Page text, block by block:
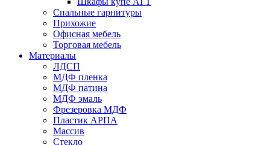
Спальные гарнитуры
Прихожие
Офисная мебель
Торговая мебель
Материалы
ЛДСП
МДФ пленка
МДФ патина
МДФ эмаль
Фрезеровка МДФ
Пластик АРПА
Массив
Стекло